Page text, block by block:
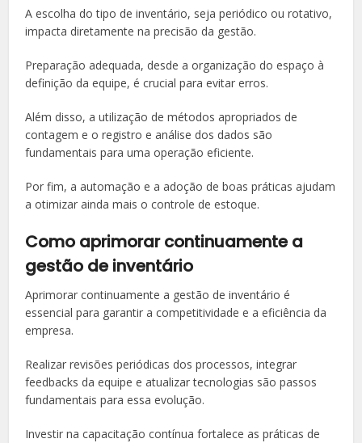
A escolha do tipo de inventário, seja periódico ou rotativo,
impacta diretamente na precisão da gestão.
Preparação adequada, desde a organização do espaço à
definição da equipe, é crucial para evitar erros.
Além disso, a utilização de métodos apropriados de
contagem e o registro e análise dos dados são
fundamentais para uma operação eficiente.
Por fim, a automação e a adoção de boas práticas ajudam
a otimizar ainda mais o controle de estoque.
Como aprimorar continuamente a
gestão de inventário
Aprimorar continuamente a gestão de inventário é
essencial para garantir a competitividade e a eficiência da
empresa.
Realizar revisões periódicas dos processos, integrar
feedbacks da equipe e atualizar tecnologias são passos
fundamentais para essa evolução.
Investir na capacitação contínua fortalece as práticas de